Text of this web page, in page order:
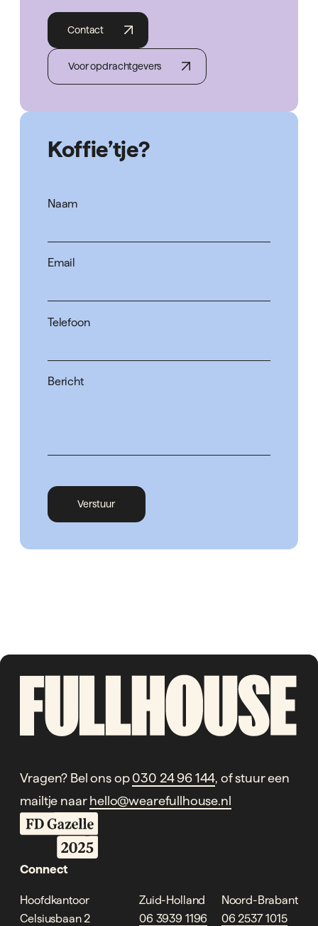
Contact
Voor opdrachtgevers
Koffie’tje?
Naam
Email
Telefoon
Bericht
Vragen? Bel ons op 030 24 96 144, of stuur een
mailtje naar hello@wearefullhouse.nl
Connect
Hoofdkantoor
Celsiusbaan 2
Zuid-Holland
06 3939 1196
Noord-Brabant
06 2537 1015